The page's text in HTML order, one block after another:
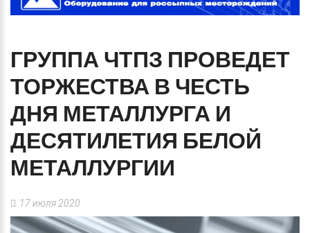
ГРУППА ЧТПЗ ПРОВЕДЕТ
ТОРЖЕСТВА В ЧЕСТЬ
ДНЯ МЕТАЛЛУРГА И
ДЕСЯТИЛЕТИЯ БЕЛОЙ
МЕТАЛЛУРГИИ
17 июля 2020